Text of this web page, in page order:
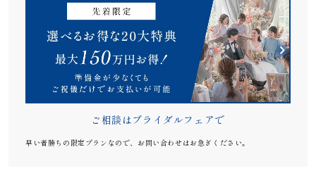
ご相談はブライダルフェアで
早い者勝ちの限定プランなので、お問い合わせはお急ぎください。